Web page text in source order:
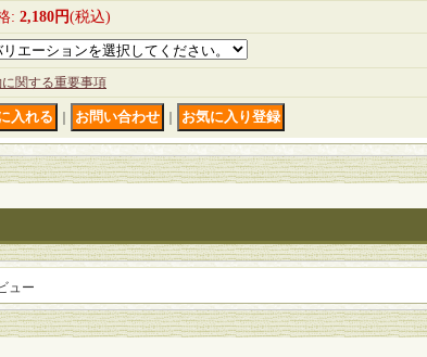
: 2,180円(税込)
関する重要事項
ュー